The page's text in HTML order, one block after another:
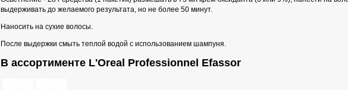
выдерживать до желаемого результата, но не более 50 минут.
Наносить на сухие волосы.
После выдержки смыть теплой водой с использованием шампуня.
В ассортименте L'Oreal Professionnel Efassor